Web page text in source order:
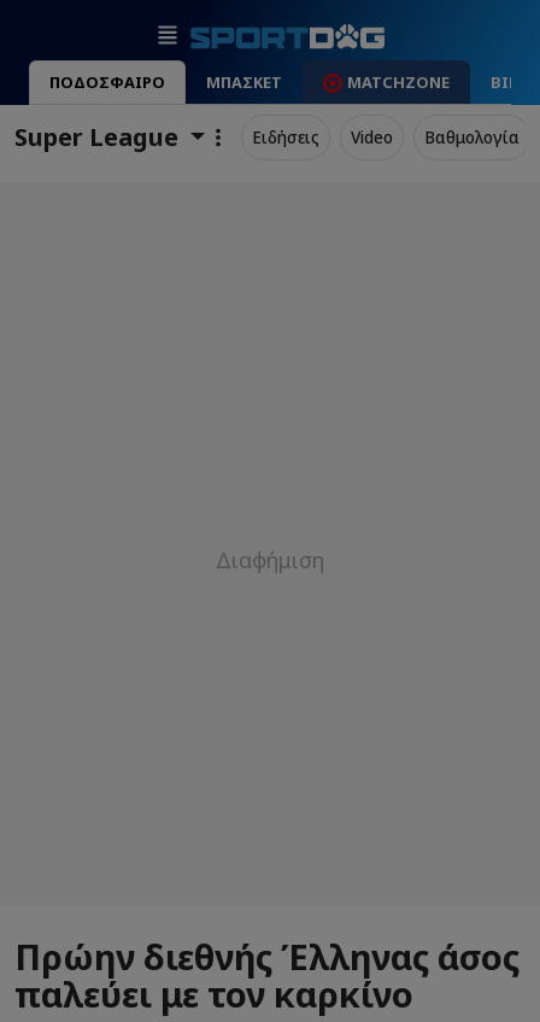
ΠΟΔΟΣΦΑΙΡΟ ΜΠΑΣΚΕΤ MATCHZONE
Super League Ειδήσεις Video Βαθμολογία
Πρώην διεθνής Έλληνας άσος
παλεύει με τον καρκίνο